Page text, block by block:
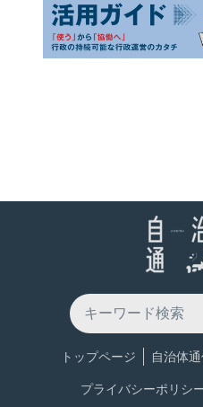
トップページ 自治体
プライバシーポリシ